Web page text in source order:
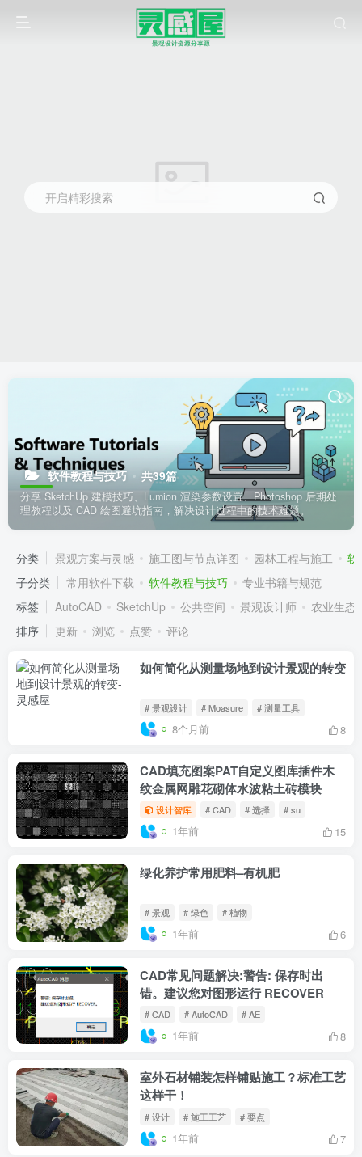
开启精彩搜索
软件教程与技巧 共39篇
分享 SketchUp 建模技巧、Lumion 渲染参数设置、Photoshop 后期处
理教程以及 CAD 绘图避坑指南，解决设计过程中的技术难题。
分类 景观方案与灵感 施工图与节点详图 园林工程与施工
软
子分类
常用软件下载 软件教程与技巧
专业书籍与规范
标签
AutoCAD SketchUp 公共空间 景观设计师
农业生态
排序
更新 浏览 点赞 评论
如何简化从测量场地到设计景观的转变
# 景观设计 # Moasure # 测量工具
8个月前 8
CAD填充图案PAT自定义图库插件木
纹金属网雕花砌体水波粘土砖模块
设计智库 # CAD # 选择 # su
1年前 15
绿化养护常用肥料–有机肥
# 景观 # 绿色 # 植物
1年前 6
CAD常见问题解决:警告: 保存时出
错。建议您对图形运行 RECOVER
# CAD # AutoCAD # AE
1年前 8
室外石材铺装怎样铺贴施工？标准工艺
这样干！
# 设计 # 施工工艺 # 要点
1年前 7